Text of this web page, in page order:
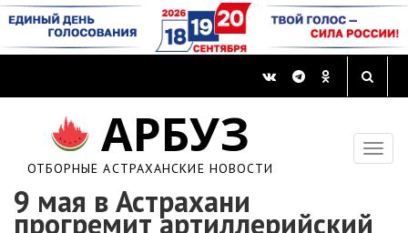
АРБУЗ
ОТБОРНЫЕ АСТРАХАНСКИЕ НОВОСТИ
9 мая в Астрахани
прогремит артиллерийский